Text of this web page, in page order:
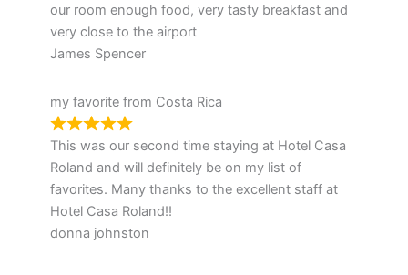
our room enough food, very tasty breakfast and
very close to the airport
James Spencer
my favorite from Costa Rica
This was our second time staying at Hotel Casa
Roland and will definitely be on my list of
favorites. Many thanks to the excellent staff at
Hotel Casa Roland!!
donna johnston